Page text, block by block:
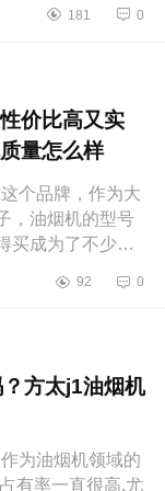
大家介绍下万和
181 0
价比高又实
量怎么样
品牌，作为大
，油烟机的型号
买成为了不少人
比高又实惠？海
92 0
方太j1油烟机
油烟机领域的
有率一直很高,尤